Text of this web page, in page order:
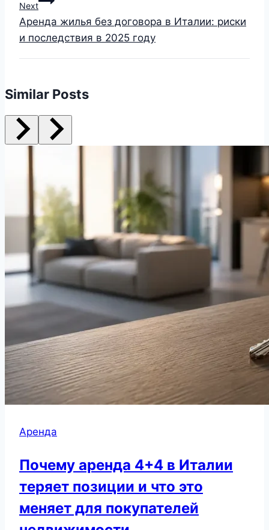
Next
Аренда жилья без договора в Италии: риски
и последствия в 2025 году
Similar Posts
Аренда
Почему аренда 4+4 в Италии
теряет позиции и что это
меняет для покупателей